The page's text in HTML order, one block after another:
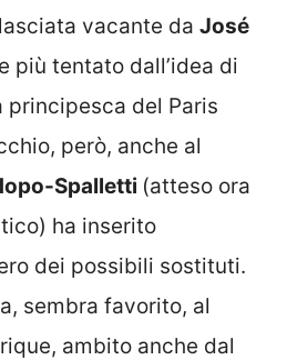
vacante da José
più tentato dall’idea di
principesca del Paris
però, anche al
Spalletti (atteso ora
ha inserito
dei possibili sostituti.
sembra favorito, al
ambito anche dal